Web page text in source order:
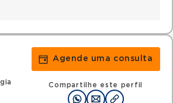
Agende uma consulta
Compartilhe este perfil